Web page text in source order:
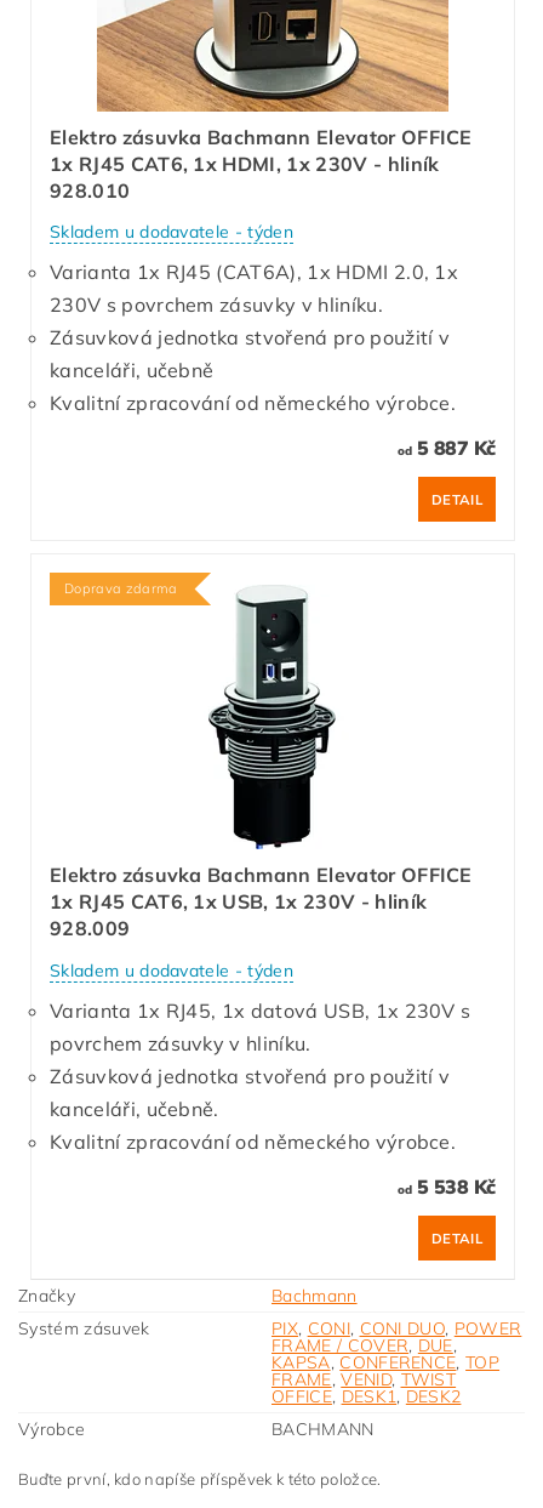
Elektro zásuvka Bachmann Elevator OFFICE
1x RJ45 CAT6, 1x HDMI, 1x 230V - hliník
928.010
Skladem u dodavatele - týden
Varianta 1x RJ45 (CAT6A), 1x HDMI 2.0, 1x
230V s povrchem zásuvky v hliníku.
Zásuvková jednotka stvořená pro použití v
kanceláři, učebně
Kvalitní zpracování od německého výrobce.
od5 887 Kč
DETAIL
Doprava zdarma
Elektro zásuvka Bachmann Elevator OFFICE
1x RJ45 CAT6, 1x USB, 1x 230V - hliník
928.009
Skladem u dodavatele - týden
Varianta 1x RJ45, 1x datová USB, 1x 230V s
povrchem zásuvky v hliníku.
Zásuvková jednotka stvořená pro použití v
kanceláři, učebně.
Kvalitní zpracování od německého výrobce.
od5 538 Kč
DETAIL
Značky
Bachmann
Systém zásuvek
PIX, CONI, CONI DUO, POWER
FRAME / COVER, DUE,
KAPSA, CONFERENCE,TOP
FRAME,VENID, TWIST
OFFICE, DESK1, DESK2
Výrobce
BACHMANN
Buďte první, kdo napíše příspěvek k této položce.